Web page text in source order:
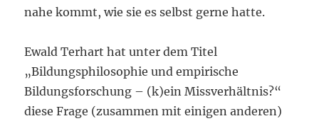
nahe kommt, wie sie es selbst gerne hatte.
Ewald Terhart hat unter dem Titel
„Bildungsphilosophie und empirische
Bildungsforschung – (k)ein Missverhältnis?“
diese Frage (zusammen mit einigen anderen)